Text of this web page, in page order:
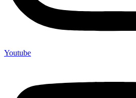
Youtube